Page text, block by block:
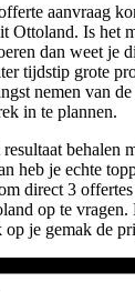
aanvraag
Ottoland. Is het
dan weet je
tijdstip grote
nemen van
in te plannen.
behalen
heb je echte
direct 3
op te
je gemak de